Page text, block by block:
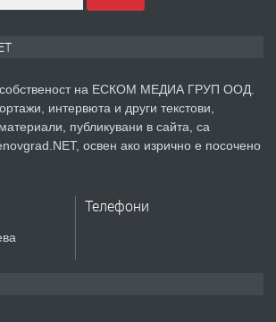
преди 2 години
ремонт на покриви
собственост на ЕСКОМ МЕДИА ГРУП ООД.
интервюта и други текстови,
публикувани в сайта, са
освен ако изрично е посочено
Телефони